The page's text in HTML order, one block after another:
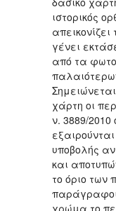
ιστορικός
γένει
από τα
χάρτη οι
ν. 3889/2010
υποβολής
και
το όριο των
παράγραφοι
χρώμα το